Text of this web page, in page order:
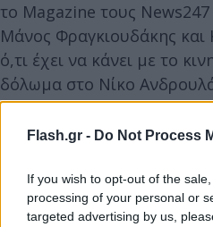
Flash.gr - Do Not Process
If you wish to opt-out of the
processing of your personal or
targeted advertising by us,
το Magazine τους
Μάνος Φραγκιουδάκης
ό,τι έχει να κάνει με το
δόλωμα στο Νίκο